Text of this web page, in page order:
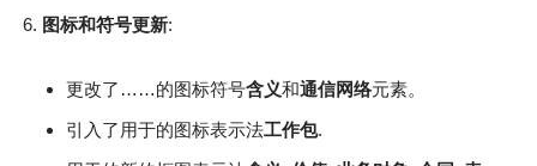
图标和符号更新:
更改了……的图标符号含义和通信网络元素。
引入了用于的图标表示法工作包.